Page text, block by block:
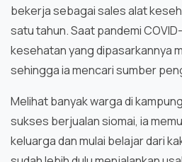
bekerja sebagai sales alat
satu tahun. Saat pandemi
kesehatan yang dipasarkannya
sehingga ia mencari sumber
Melihat banyak warga di
sukses berjualan siomai, ia
keluarga dan mulai belajar dari